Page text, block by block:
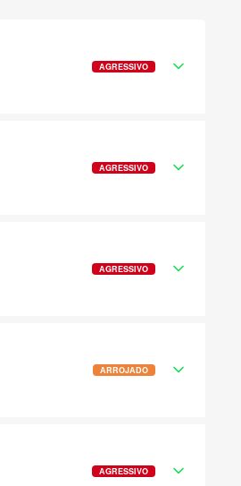
AGRESSIVO
AGRESSIVO
AGRESSIVO
ARROJADO
AGRESSIVO